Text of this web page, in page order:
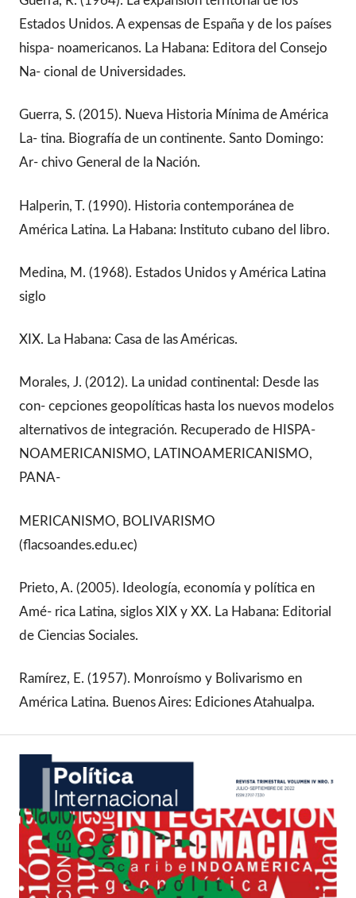
Estados Unidos. A expensas de España y de los países
hispa- noamericanos. La Habana: Editora del Consejo
Na- cional de Universidades.
Guerra, S. (2015). Nueva Historia Mínima de América
La- tina. Biografía de un continente. Santo Domingo:
Ar- chivo General de la Nación.
Halperin, T. (1990). Historia contemporánea de
América Latina. La Habana: Instituto cubano del libro.
Medina, M. (1968). Estados Unidos y América Latina
siglo
XIX. La Habana: Casa de las Américas.
Morales, J. (2012). La unidad continental: Desde las
con- cepciones geopolíticas hasta los nuevos modelos
alternativos de integración. Recuperado de HISPA-
NOAMERICANISMO, LATINOAMERICANISMO,
PANA-
MERICANISMO, BOLIVARISMO
(flacsoandes.edu.ec)
Prieto, A. (2005). Ideología, economía y política en
Amé- rica Latina, siglos XIX y XX. La Habana: Editorial
de Ciencias Sociales.
Ramírez, E. (1957). Monroísmo y Bolivarismo en
América Latina. Buenos Aires: Ediciones Atahualpa.